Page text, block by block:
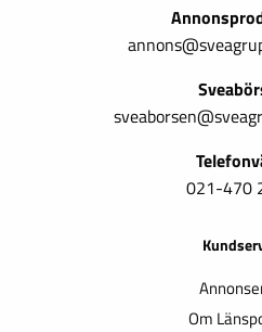
021-470
Om